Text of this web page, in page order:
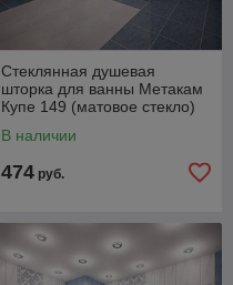
Стеклянная душевая
шторка для ванны Метакам
Купе 149 (матовое стекло)
В наличии
474 руб.